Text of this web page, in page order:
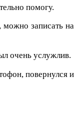
помогу.
записать на
очень услужлив.
повернулся и